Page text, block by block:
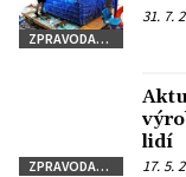
ZPRAVODAJSTVÍ
31. 7.
ZPRAVODAJSTVÍ
lidí
17. 5.